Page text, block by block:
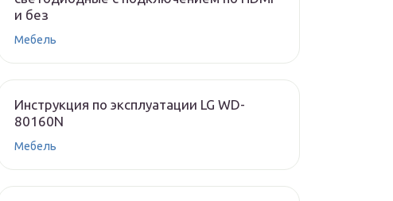
и без
Мебель
Инструкция по эксплуатации LG WD-
80160N
Мебель